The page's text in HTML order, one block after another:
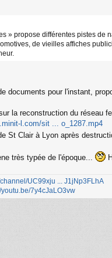
» propose différentes pistes
de vieilles affiches
documents pour l'instant,
la reconstruction du réseau
l.com/sit ... o_1287.mp4
St Clair à Lyon après
très typée de l'époque...
UC99xju ... J1jNp3FLhA
youtu.be/7y4cJaLO3vw